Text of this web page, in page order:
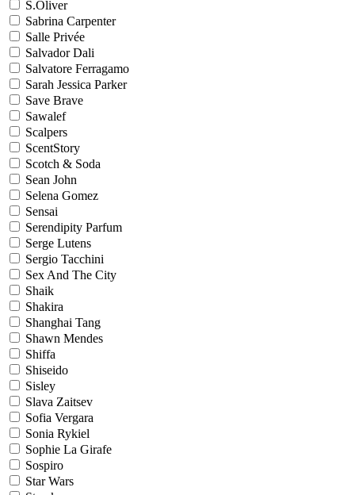
S.Oliver
Sabrina Carpenter
Salle Privée
Salvador Dali
Salvatore Ferragamo
Sarah Jessica Parker
Save Brave
Sawalef
Scalpers
ScentStory
Scotch & Soda
Sean John
Selena Gomez
Sensai
Serendipity Parfum
Serge Lutens
Sergio Tacchini
Sex And The City
Shaik
Shakira
Shanghai Tang
Shawn Mendes
Shiffa
Shiseido
Sisley
Slava Zaitsev
Sofia Vergara
Sonia Rykiel
Sophie La Girafe
Sospiro
Star Wars